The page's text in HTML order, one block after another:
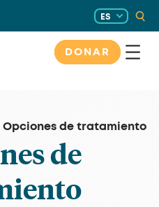
ES
DONAR
Opciones de tratamiento
de